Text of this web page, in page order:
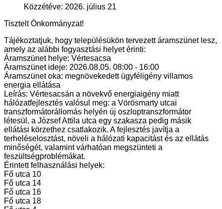
Közzétéve: 2026. július 21
Tisztelt Önkormányzat!
Tájékoztatjuk, hogy településükön tervezett áramszünet lesz,
amely az alábbi fogyasztási helyet érinti:
Áramszünet helye: Vértesacsa
Áramszünet ideje: 2026.08.05. 08:00 - 16:00
Áramszünet oka: megnövekedett ügyféligény villamos
energia ellátása
Leírás: Vértesacsán a növekvő energiaigény miatt
hálózatfejlesztés valósul meg: a Vörösmarty utcai
transzformátorállomás helyén új oszloptranszformátor
létesül, a József Attila utca egy szakasza pedig másik
ellátási körzethez csatlakozik. A fejlesztés javítja a
terheléselosztást, növeli a hálózati kapacitást és az ellátás
minőségét, valamint várhatóan megszünteti a
feszültségproblémákat.
Érintett felhasználási helyek:
Fő utca 10
Fő utca 14
Fő utca 16
Fő utca 18